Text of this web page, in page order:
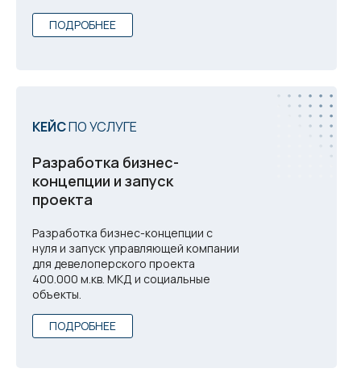
КЕЙСПО УСЛУГЕ
Разработка бизнес-
концепции и запуск
проекта
Разработка бизнес-концепции с
нуля и запуск управляющей компании
для девелоперского проекта
400.000 м.кв. МКД и социальные
объекты.
ПОДРОБНЕЕ
ПОДРОБНЕЕ